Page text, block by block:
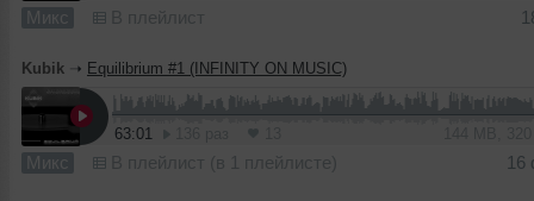
Микс В плейлист
Kubik ➝ Equilibrium #1 (INFINITY ON MUSIC)
63:01
Микс В плейлист (в 1 плейлисте) 16